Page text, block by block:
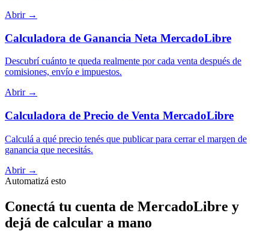
Abrir →
Calculadora de Ganancia Neta MercadoLibre
Descubrí cuánto te queda realmente por cada venta después de
comisiones, envío e impuestos.
Abrir →
Calculadora de Precio de Venta MercadoLibre
Calculá a qué precio tenés que publicar para cerrar el margen de
ganancia que necesitás.
Abrir →
Automatizá esto
Conectá tu cuenta de MercadoLibre y
dejá de calcular a mano